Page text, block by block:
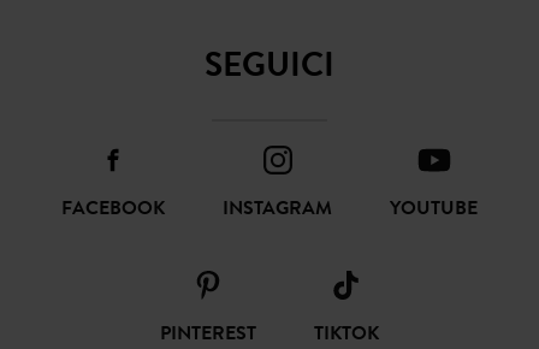
SEGUICI
FACEBOOK INSTAGRAM YOUTUBE
PINTEREST TIKTOK